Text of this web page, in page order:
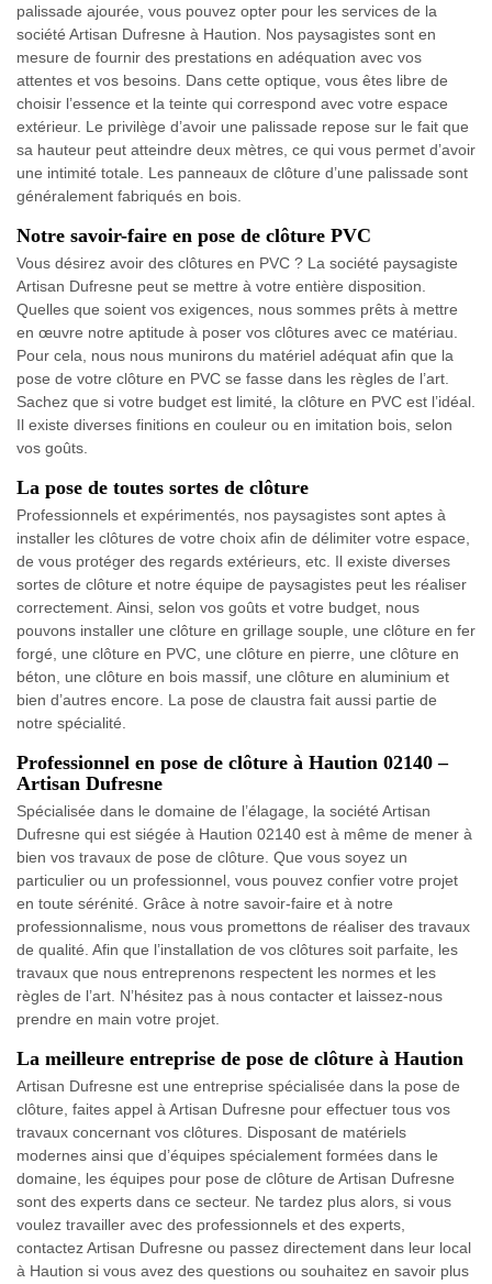
palissade ajourée, vous pouvez opter pour les services de la
société Artisan Dufresne à Haution. Nos paysagistes sont en
mesure de fournir des prestations en adéquation avec vos
attentes et vos besoins. Dans cette optique, vous êtes libre de
choisir l’essence et la teinte qui correspond avec votre espace
extérieur. Le privilège d’avoir une palissade repose sur le fait que
sa hauteur peut atteindre deux mètres, ce qui vous permet d’avoir
une intimité totale. Les panneaux de clôture d’une palissade sont
généralement fabriqués en bois.
Notre savoir-faire en pose de clôture PVC
Vous désirez avoir des clôtures en PVC ? La société paysagiste
Artisan Dufresne peut se mettre à votre entière disposition.
Quelles que soient vos exigences, nous sommes prêts à mettre
en œuvre notre aptitude à poser vos clôtures avec ce matériau.
Pour cela, nous nous munirons du matériel adéquat afin que la
pose de votre clôture en PVC se fasse dans les règles de l’art.
Sachez que si votre budget est limité, la clôture en PVC est l’idéal.
Il existe diverses finitions en couleur ou en imitation bois, selon
vos goûts.
La pose de toutes sortes de clôture
Professionnels et expérimentés, nos paysagistes sont aptes à
installer les clôtures de votre choix afin de délimiter votre espace,
de vous protéger des regards extérieurs, etc. Il existe diverses
sortes de clôture et notre équipe de paysagistes peut les réaliser
correctement. Ainsi, selon vos goûts et votre budget, nous
pouvons installer une clôture en grillage souple, une clôture en fer
forgé, une clôture en PVC, une clôture en pierre, une clôture en
béton, une clôture en bois massif, une clôture en aluminium et
bien d’autres encore. La pose de claustra fait aussi partie de
notre spécialité.
Professionnel en pose de clôture à Haution 02140 –
Artisan Dufresne
Spécialisée dans le domaine de l’élagage, la société Artisan
Dufresne qui est siégée à Haution 02140 est à même de mener à
bien vos travaux de pose de clôture. Que vous soyez un
particulier ou un professionnel, vous pouvez confier votre projet
en toute sérénité. Grâce à notre savoir-faire et à notre
professionnalisme, nous vous promettons de réaliser des travaux
de qualité. Afin que l’installation de vos clôtures soit parfaite, les
travaux que nous entreprenons respectent les normes et les
règles de l’art. N’hésitez pas à nous contacter et laissez-nous
prendre en main votre projet.
La meilleure entreprise de pose de clôture à Haution
Artisan Dufresne est une entreprise spécialisée dans la pose de
clôture, faites appel à Artisan Dufresne pour effectuer tous vos
travaux concernant vos clôtures. Disposant de matériels
modernes ainsi que d’équipes spécialement formées dans le
domaine, les équipes pour pose de clôture de Artisan Dufresne
sont des experts dans ce secteur. Ne tardez plus alors, si vous
voulez travailler avec des professionnels et des experts,
contactez Artisan Dufresne ou passez directement dans leur local
à Haution si vous avez des questions ou souhaitez en savoir plus